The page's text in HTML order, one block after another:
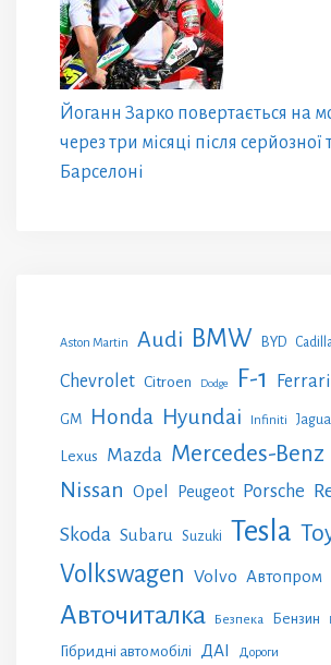
Йоганн Зарко повертається на
через три місяці після
Барселоні
Aston Martin Audi BMW BYD
Chevrolet Citroen Dodge F-1 Ferrari
GM Honda Hyundai Infiniti
Lexus Mazda Mercedes-Benz
Nissan Opel Peugeot Porsche
Skoda Subaru Suzuki Tesla
Volkswagen Volvo Автопром
Авточиталка Безпека Бензин
Гібридні автомобілі ДАІ Дороги